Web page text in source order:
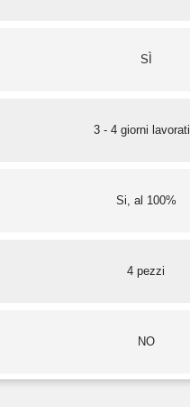
SÌ
3 - 4 giorni
Si, al 100%
4 pezzi
NO